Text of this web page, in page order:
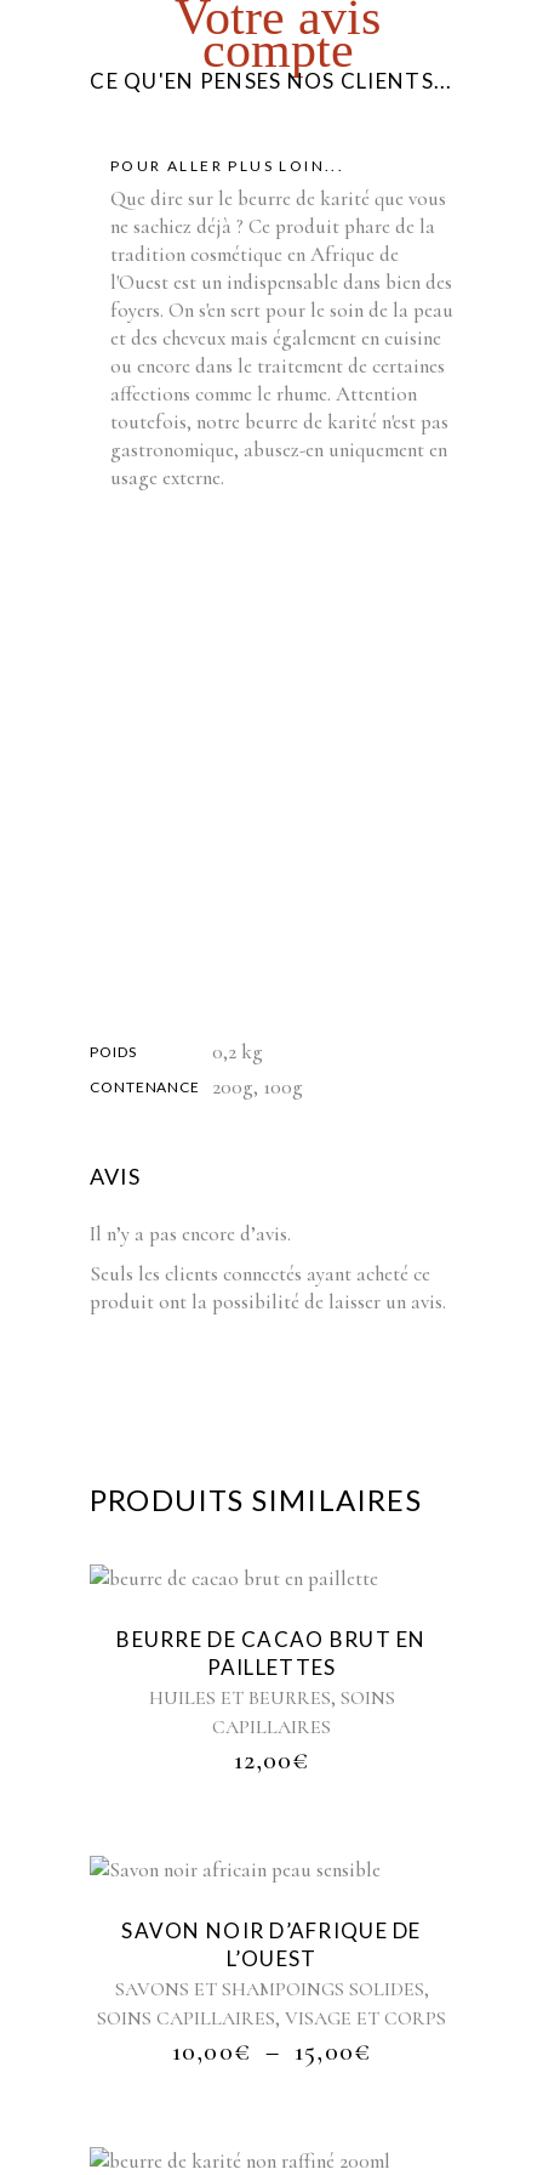
Votre avis
compte
CE QU'EN PENSES NOS CLIENTS...
POUR ALLER PLUS LOIN...
Que dire sur le beurre de karité que vous
ne sachiez déjà ? Ce produit phare de la
tradition cosmétique en Afrique de
l'Ouest est un indispensable dans bien des
foyers. On s'en sert pour le soin de la peau
et des cheveux mais également en cuisine
ou encore dans le traitement de certaines
affections comme le rhume. Attention
toutefois, notre beurre de karité n'est pas
gastronomique, abusez-en uniquement en
usage externe.
POIDS 0,2 kg
CONTENANCE 200g, 100g
AVIS
Il n’y a pas encore d’avis.
Seuls les clients connectés ayant acheté ce
produit ont la possibilité de laisser un avis.
PRODUITS SIMILAIRES
BEURRE DE CACAO BRUT EN
PAILLETTES
HUILES ET BEURRES, SOINS
CAPILLAIRES
12,00€
Ce
a
plusieurs
variations.
Les
options
sur
SAVON NOIR D’AFRIQUE DE
L’OUEST
SAVONS ET SHAMPOINGS SOLIDES,
SOINS CAPILLAIRES, VISAGE ET CORPS
10,00€ – 15,00€
À